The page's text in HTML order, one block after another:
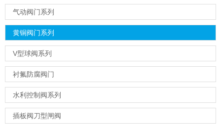
气动阀门系列
黄铜阀门系列
V型球阀系列
衬氟防腐阀门
水利控制阀系列
插板阀刀型闸阀